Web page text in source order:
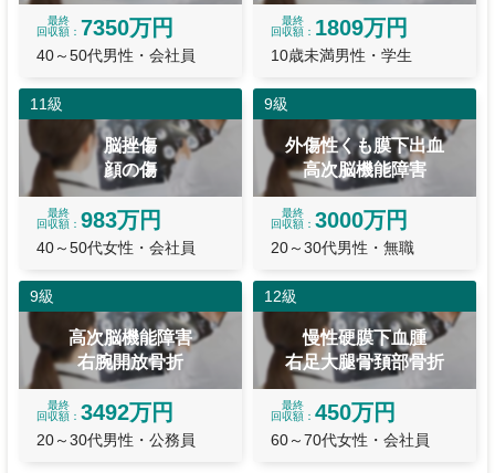
最終
回収額
7350万円
40～50代男性・会社員
最終
回収額
1809万円
10歳未満男性・学生
11級
脳挫傷
顔の傷
最終
回収額
983万円
40～50代女性・会社員
9級
外傷性くも膜下出血
高次脳機能障害
最終
回収額
3000万円
20～30代男性・無職
9級
高次脳機能障害
右腕開放骨折
最終
回収額
3492万円
20～30代男性・公務員
12級
慢性硬膜下血腫
右足大腿骨頚部骨折
最終
回収額
450万円
60～70代女性・会社員